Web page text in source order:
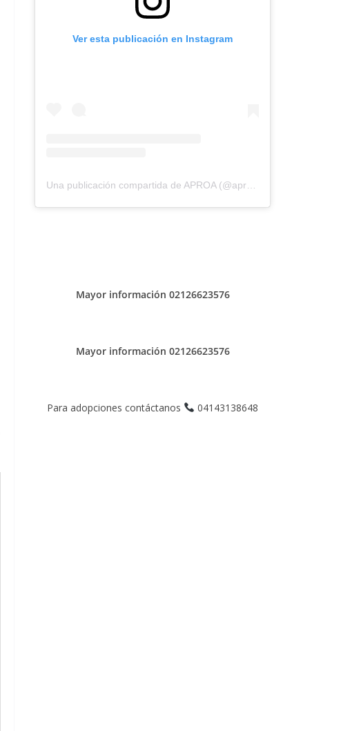
Ver esta publicación en Instagram
Una publicación compartida de APROA (@aproavzla)
Mayor información 02126623576
Mayor información 02126623576
Para adopciones contáctanos 04143138648